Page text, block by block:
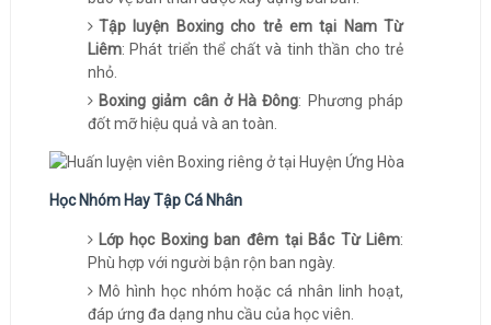
Tập luyện Boxing cho trẻ em tại Nam Từ
Liêm: Phát triển thể chất và tinh thần cho trẻ
nhỏ.
Boxing giảm cân ở Hà Đông: Phương pháp
đốt mỡ hiệu quả và an toàn.
Học Nhóm Hay Tập Cá Nhân
Lớp học Boxing ban đêm tại Bắc Từ Liêm:
Phù hợp với người bận rộn ban ngày.
Mô hình học nhóm hoặc cá nhân linh hoạt,
đáp ứng đa dạng nhu cầu của học viên.